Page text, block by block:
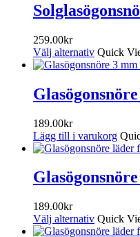
259.00kr
Välj alternativ Quick
189.00kr
Lägg till i varukorg
189.00kr
Välj alternativ Quick